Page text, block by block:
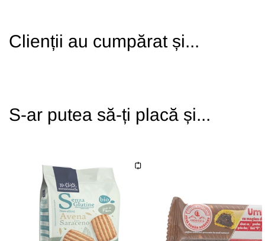
Clienții au cumpărat și...
S-ar putea să-ți placă și...